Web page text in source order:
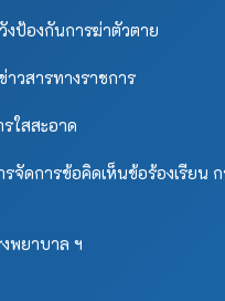
งป้องกันการฆ่าตัวตาย
วสารทางราชการ
ใสสะอาด
จัดการข้อคิดเห็นข้อร้องเรียน
พยาบาล ฯ